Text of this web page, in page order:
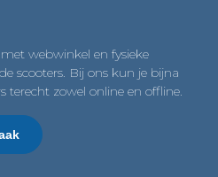
webwinkel en fysieke
scooters. Bij ons kun je bijna
terecht zowel online en offline.